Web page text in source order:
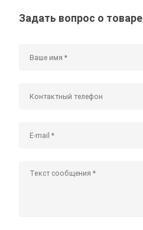
Задать вопрос о товаре